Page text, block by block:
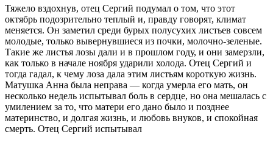
Тяжело вздохнув, отец Сергий подумал о том, что этот
октябрь подозрительно теплый и, правду говорят, климат
меняется. Он заметил среди бурых полусухих листьев совсем
молодые, только вывернувшиеся из почки, молочно-зеленые.
Такие же листья лозы дали и в прошлом году, и они замерзли,
как только в начале ноября ударили холода. Отец Сергий и
тогда гадал, к чему лоза дала этим листьям короткую жизнь.
Матушка Анна была неправа — когда умерла его мать, он
несколько недель испытывал боль в сердце, но она мешалась с
умилением за то, что матери его дано было и позднее
материнство, и долгая жизнь, и любовь внуков, и спокойная
смерть. Отец Сергий испытывал